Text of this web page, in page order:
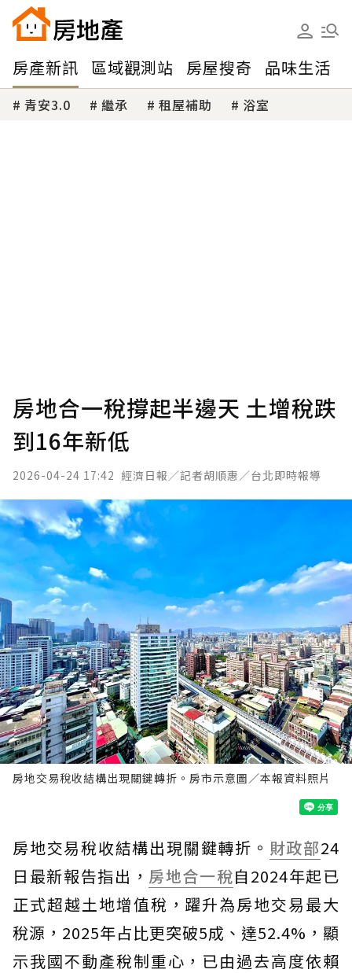
房產新訊 區域觀測站 房屋搜奇 品味生活
青安3.0 繼承 租屋補助 浴室
房地合一稅撐起半邊天 土增稅跌
到16年新低
2026-04-24 17:42 經濟日報／記者胡順惠／台北即時報導
房地交易稅收結構出現關鍵轉折。房市示意圖／本報資料照片
房地交易稅收結構出現關鍵轉折。 財政部24
日最新報告指出， 房地合一稅自2024年起已
正式超越土地增值稅，躍升為房地交易最大
稅源，2025年占比更突破5成、達52.4%，顯
示我國不動產稅制重心，已由過去高度依賴